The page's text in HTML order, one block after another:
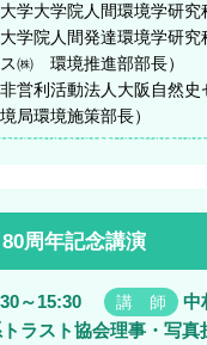
大学院人間環境学研究
院人間発達環境学研究
㈱ 環境推進部部長）
活動法人大阪自然史セ
環境施策部長）
周年記念講演
～15:30 講 師
中
ラスト協会理事・写真